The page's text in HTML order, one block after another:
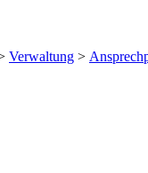
Verwaltung >